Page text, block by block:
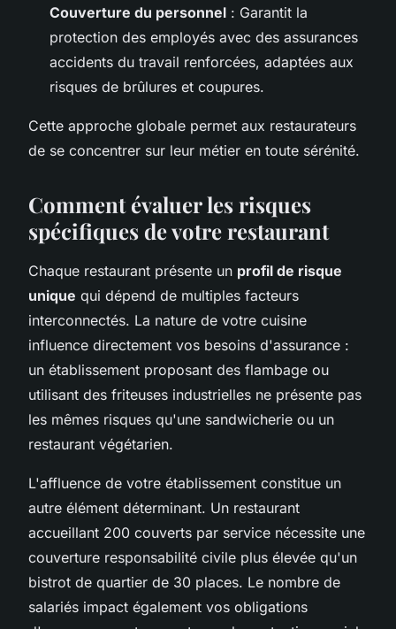
Couverture du personnel : Garantit la
protection des employés avec des assurances
accidents du travail renforcées, adaptées aux
risques de brûlures et coupures.
Cette approche globale permet aux restaurateurs
de se concentrer sur leur métier en toute sérénité.
Comment évaluer les risques
spécifiques de votre restaurant
Chaque restaurant présente un profil de risque
unique qui dépend de multiples facteurs
interconnectés. La nature de votre cuisine
influence directement vos besoins d'assurance :
un établissement proposant des flambage ou
utilisant des friteuses industrielles ne présente pas
les mêmes risques qu'une sandwicherie ou un
restaurant végétarien.
L'affluence de votre établissement constitue un
autre élément déterminant. Un restaurant
accueillant 200 couverts par service nécessite une
couverture responsabilité civile plus élevée qu'un
bistrot de quartier de 30 places. Le nombre de
salariés impact également vos obligations